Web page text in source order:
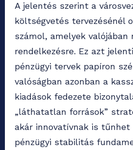
A jelentés szerint a
költségvetés tervezésénél
számol, amelyek valójában
rendelkezésre. Ez azt
pénzügyi tervek papíron
valóságban azonban a
kiadások fedezete
„láthatatlan források”
akár innovatívnak is tűnhet
pénzügyi stabilitás